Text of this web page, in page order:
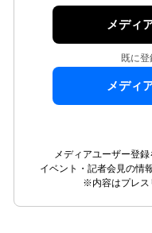
メディ
既に登
メディ
メディアユーザー登
イベント・記者会見の情
※内容はプレス